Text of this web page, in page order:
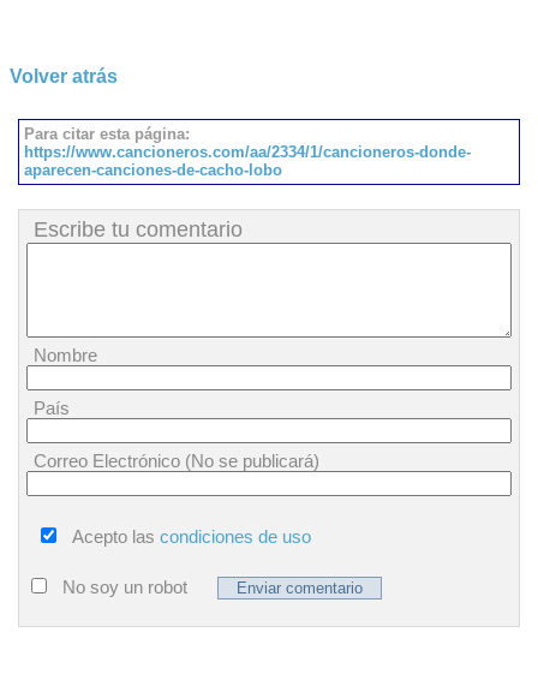
Volver atrás
Para citar esta página:
https://www.cancioneros.com/aa/2334/1/cancioneros-donde-
aparecen-canciones-de-cacho-lobo
Escribe tu comentario
Nombre
País
Correo Electrónico (No se publicará)
Acepto las condiciones de uso
No soy un robot